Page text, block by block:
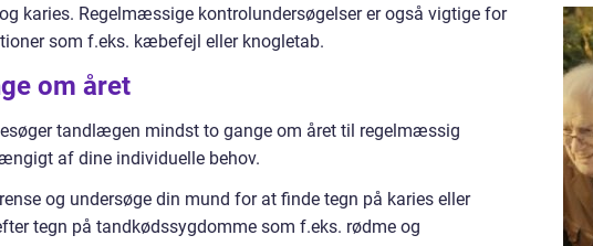
karies. Regelmæssige kontrolundersøgelser er også vigtige for
som f.eks. kæbefejl eller knogletab.
om året
tandlægen mindst to gange om året til regelmæssig
af dine individuelle behov.
og undersøge din mund for at finde tegn på karies eller
tegn på tandkødssygdomme som f.eks. rødme og